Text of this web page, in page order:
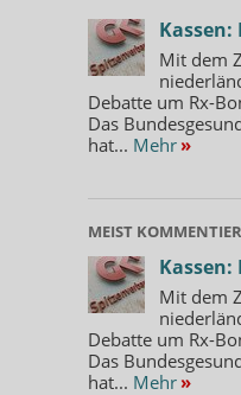
Kassen:
Mit dem
Debatte um Rx-
Das
hat... Mehr »
MEIST
Kassen:
Mit dem
Debatte um Rx-
Das
hat... Mehr »